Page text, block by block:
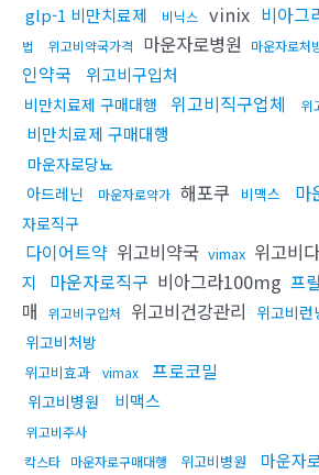
glp-1 비만치료제 비닉스 vinix 비아그
법
위고비약국가격 마운자로병원 마운자로처
인약국
위고비구입처
비만치료제 구매대행 위고비직구업체 위
비만치료제 구매대행
마운자로당뇨
아드레닌
마운자로약가 해포쿠 비맥스 마
자로직구
다이어트약 위고비약국 vimax 위고비
지
마운자로직구 비아그라100mg 프
매
위고비구입처 위고비건강관리 위고비런
위고비처방
위고비효과 vimax 프로코밀
위고비병원 비맥스
위고비주사
칵스타 마운자로구매대행 위고비병원 마운자